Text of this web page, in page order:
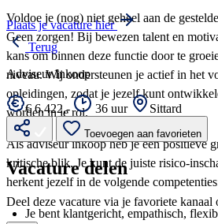
Voldoe je (nog) niet geheel aan de
Geen zorgen! Bij bewezen talent en
kans om binnen deze functie door te
niveau. Wij ondersteunen je actief in het
opleidingen, zodat je jezelf kunt
worden in je rol.
Als adviseur inkoop heb je een positieve
kritische blik. Je kunt de juiste risico-
herkent jezelf in de volgende
Je bent klantgericht, empathisch,
Plaats je vacature hier
Terug
Adviseur Inkoop
€ 6.422,- 36 uur Sittard
Toevoegen aan favorieten
Vacature delen
Deel deze vacature via je favoriete